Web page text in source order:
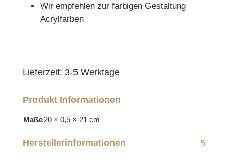
Wir empfehlen zur farbigen Gestaltung
Acrylfarben
Lieferzeit: 3-5 Werktage
Produkt Informationen
Maße20 × 0,5 × 21 cm
Herstellerinformationen